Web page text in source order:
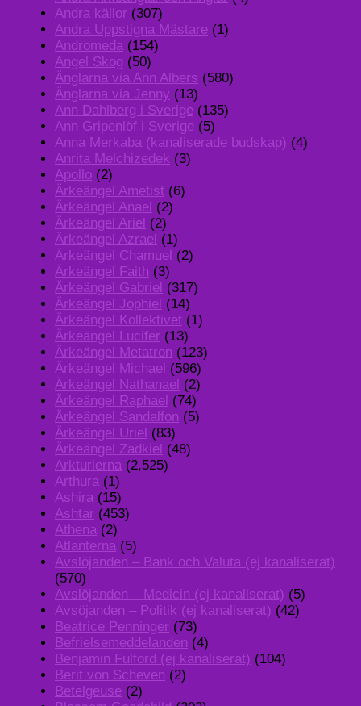
Andra källor (307)
Andra Uppstigna Mästare (1)
Andromeda (154)
Angel Skog (50)
Änglarna via Ann Albers (580)
Änglarna via Jenny (13)
Ann Dahlberg i Sverige (135)
Ann Gripenlöf i Sverige (5)
Anna Merkaba (kanaliserade budskap) (4)
Anrita Melchizedek (3)
Apollo (2)
Ärkeängel Ametist (6)
Ärkeängel Anael (2)
Ärkeängel Ariel (2)
Ärkeängel Azrael (1)
Ärkeängel Chamuel (2)
Ärkeängel Faith (3)
Ärkeängel Gabriel (317)
Ärkeängel Jophiel (14)
Ärkeängel Kollektivet (1)
Ärkeängel Lucifer (13)
Ärkeängel Metatron (123)
Ärkeängel Michael (596)
Ärkeängel Nathanael (2)
Ärkeängel Raphael (74)
Ärkeängel Sandalfon (5)
Ärkeängel Uriel (83)
Ärkeängel Zadkiel (48)
Arkturierna (2,525)
Arthura (1)
Ashira (15)
Ashtar (453)
Athena (2)
Atlanterna (5)
Avslöjanden – Bank och Valuta (ej kanaliserat)
(570)
Avslöjanden – Medicin (ej kanaliserat) (5)
Avsöjanden – Politik (ej kanaliserat) (42)
Beatrice Penninger (73)
Befrielsemeddelanden (4)
Benjamin Fulford (ej kanaliserat) (104)
Berit von Scheven (2)
Betelgeuse (2)